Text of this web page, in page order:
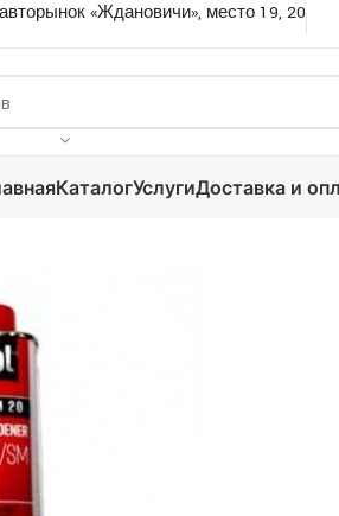
«Ждановичи», место 19, 20
КаталогУслугиДоставка и